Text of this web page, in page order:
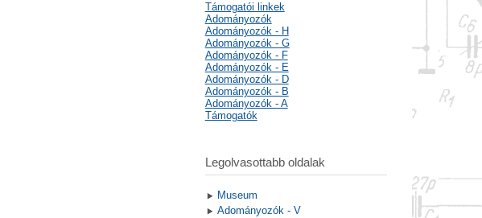
Támogatói linkek
Adományozók
Adományozók - H
Adományozók - G
Adományozók - F
Adományozók - E
Adományozók - D
Adományozók - B
Adományozók - A
Támogatók
Legolvasottabb oldalak
Museum
Adományozók - V